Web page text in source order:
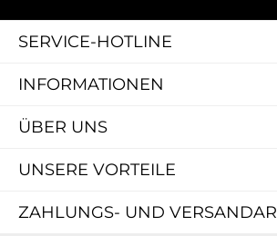
SERVICE-HOTLINE
INFORMATIONEN
ZAHLUNGS- UND
ÜBER UNS
UNSERE VORTEILE